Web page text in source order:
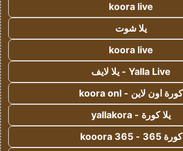
koora live
يلا شوت
koora live
Yalla Live - يلا لايف
كورة اون لاين - koora onl
يلا كورة - yallakora
كورة 365 - kooora 365